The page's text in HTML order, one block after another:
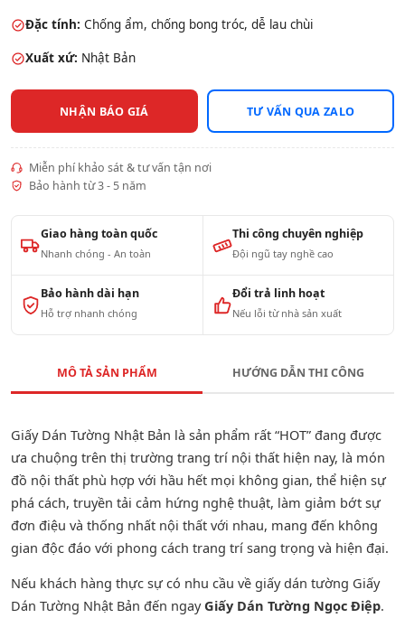
Đặc tính: Chống ẩm, chống bong tróc, dễ lau chùi
Xuất xứ: Nhật Bản
NHẬN BÁO GIÁ TƯ VẤN QUA ZALO
Miễn phí khảo sát & tư vấn tận nơi
Bảo hành từ 3 - 5 năm
Giao hàng toàn quốc
Nhanh chóng - An toàn
Thi công chuyên nghiệp
Đội ngũ tay nghề cao
Bảo hành dài hạn
Hỗ trợ nhanh chóng
Đổi trả linh hoạt
Nếu lỗi từ nhà sản xuất
MÔ TẢ SẢN PHẨM HƯỚNG DẪN THI CÔNG
Giấy Dán Tường Nhật Bản là sản phẩm rất “HOT” đang được
ưa chuộng trên thị trường trang trí nội thất hiện nay, là món
đồ nội thất phù hợp với hầu hết mọi không gian, thể hiện sự
phá cách, truyền tải cảm hứng nghệ thuật, làm giảm bớt sự
đơn điệu và thống nhất nội thất với nhau, mang đến không
gian độc đáo với phong cách trang trí sang trọng và hiện đại.
Nếu khách hàng thực sự có nhu cầu về giấy dán tường Giấy
Dán Tường Nhật Bản đến ngayGiấy Dán Tường Ngọc Điệp.